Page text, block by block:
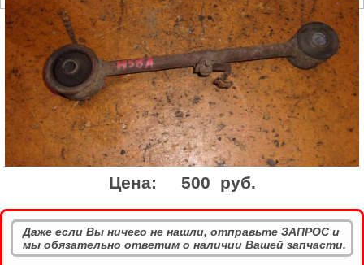
Цена: 500 руб.
Даже если Вы ничего не нашли, отправьте ЗАПРОС и
мы обязательно ответим о наличии Вашей запчасти.